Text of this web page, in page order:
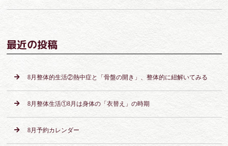
最近の投稿
8月整体的生活②熱中症と「骨盤の開き」、整体的に紐解いてみる
8月整体生活①8月は身体の「衣替え」の時期
8月予約カレンダー